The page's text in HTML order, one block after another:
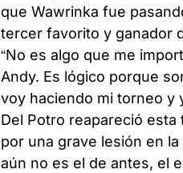
que Wawrinka fue
tercer favorito y ganador
“No es algo que me
Andy. Es lógico porque
voy haciendo mi torneo y
Del Potro reapareció
por una grave lesión en
aún no es el de antes, el